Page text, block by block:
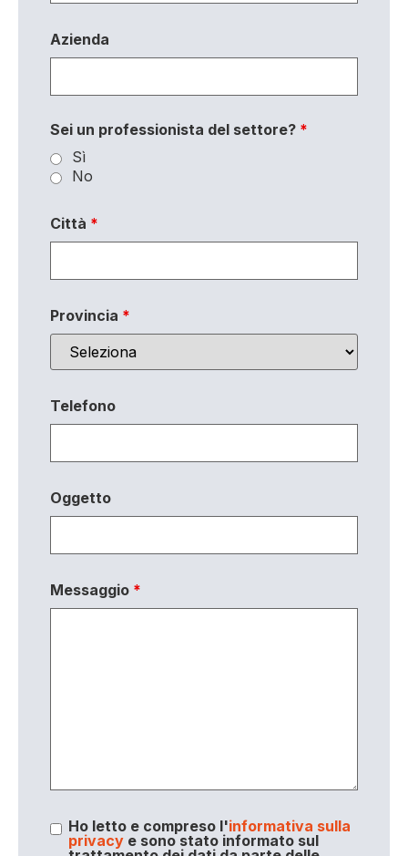
Azienda
Sei un professionista del settore? *
Sì
No
Città *
Provincia *
Telefono
Oggetto
Messaggio *
Ho letto e compreso l'informativa sulla
privacye sono stato informato sul